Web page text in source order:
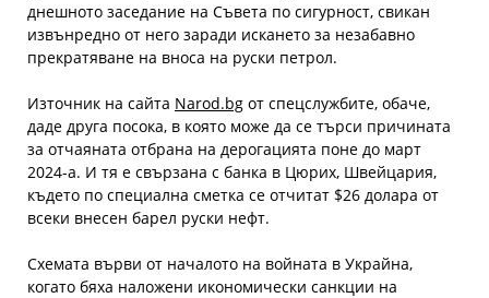
днешното заседание на Съвета по сигурност, свикан
извънредно от него заради искането за незабавно
прекратяване на вноса на руски петрол.
Източник на сайта Narod.bg от спецслужбите, обаче,
даде друга посока, в която може да се търси причината
за отчаяната отбрана на дерогацията поне до март
2024-а. И тя е свързана с банка в Цюрих, Швейцария,
където по специална сметка се отчитат $26 долара от
всеки внесен барел руски нефт.
Схемата върви от началото на войната в Украйна,
когато бяха наложени икономически санкции на